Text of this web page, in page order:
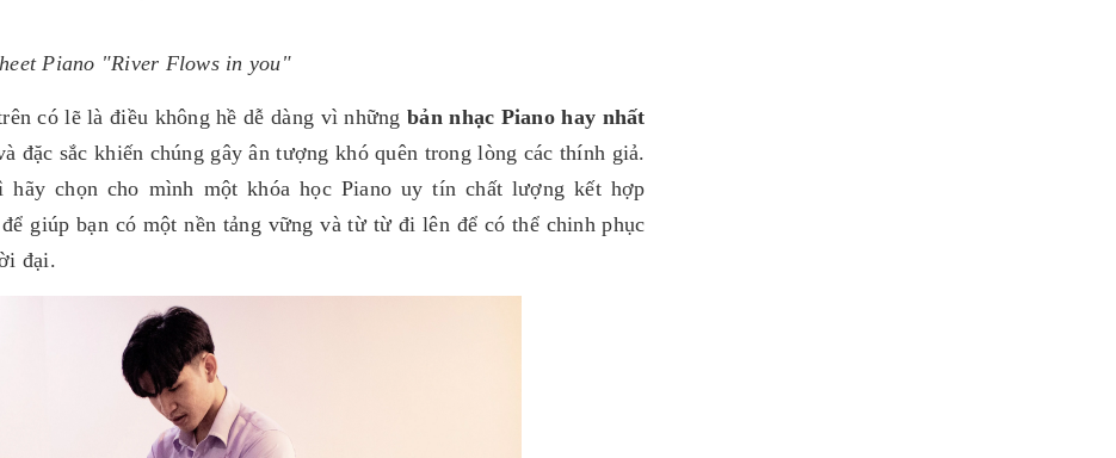
Piano "River Flows in you"
có lẽ là điều không hề dễ dàng vì những bản nhạc Piano hay nhất
đặc sắc khiến chúng gây ân tượng khó quên trong lòng các thính giả.
chọn cho mình một khóa học Piano uy tín chất lượng kết hợp
giúp bạn có một nền tảng vững và từ từ đi lên để có thể chinh phục
đại.